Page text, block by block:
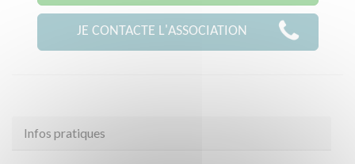
JE CONTACTE L'ASSOCIATION
Infos pratiques